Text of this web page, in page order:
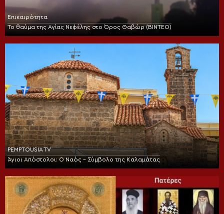
Επικαιρότητα
Το θαύμα της Αγίας Νεφέλης στο Όρος Θαβώρ (ΒΙΝΤΕΟ)
PEMPTOUSIA TV
Άγιοι Απόστολοι: Ο Ναός – Σύμβολο της Καλαμάτας